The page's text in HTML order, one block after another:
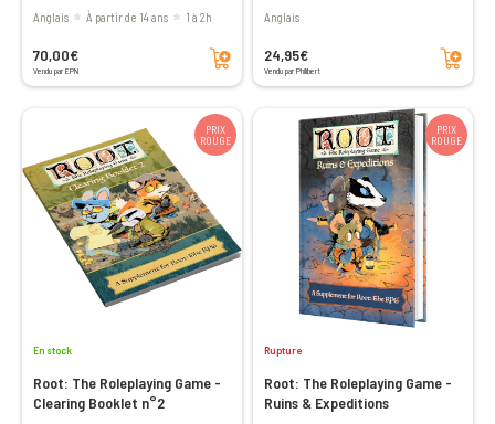
Anglais à partir de 14 ans 1 à 2h
70,00€
Vendu par EPN
Ajouter au panier
Anglais
24,95€
Vendu par Philibert
Ajouter au panier
PRIX
ROUGE
En stock
Root: The Roleplaying Game -
Clearing Booklet n°2
PRIX
ROUGE
Rupture
Root: The Roleplaying Game -
Ruins & Expeditions